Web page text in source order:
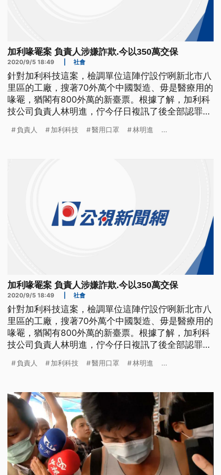
加利喙罨案 負責人涉嫌詐欺.今以350萬交保
2020/9/5 18:49 社會
針對加利科技這案，檢調單位這陣佇設佇咧新北市八
里區的工廠，搜著70外萬个中國製造、毋是醫療用的
喙罨，猶閣有800外萬的新臺票。根據了解，加利科
技公司負責人林明進，佇今仔日複訊了後全部認罪，
用口罩，混入台灣實名制口罩市場販售的，加利科技
負責人 加利科技 醫用口罩 林明進 ...
加利喙罨案 負責人涉嫌詐欺.今以350萬交保
2020/9/5 18:49 社會
針對加利科技這案，檢調單位這陣佇設佇咧新北市八
里區的工廠，搜著70外萬个中國製造、毋是醫療用的
喙罨，猶閣有800外萬的新臺票。根據了解，加利科
技公司負責人林明進，佇今仔日複訊了後全部認罪，
用口罩，混入台灣實名制口罩市場販售的，加利科技
兩度現身八里工廠，對於案件一改之前態度，低調回
應「沒有委屈」，並表示
負責人 加利科技 醫用口罩 林明進 ...